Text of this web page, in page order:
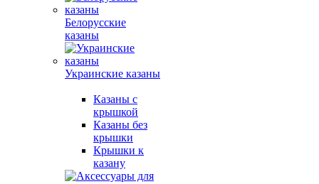
Белорусские
казаны
Украинские казаны
Казаны с
крышкой
Казаны без
крышки
Крышки к
казану